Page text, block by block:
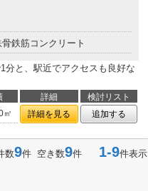
骨鉄筋コンクリート
分と、駅近でアクセスも良好な
詳細
検討リスト
㎡ 詳細を見る 追加する
数9件 空き数9件 1-9件表示